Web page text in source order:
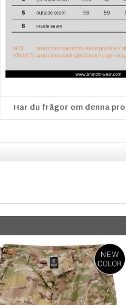
Har du frågor om denna